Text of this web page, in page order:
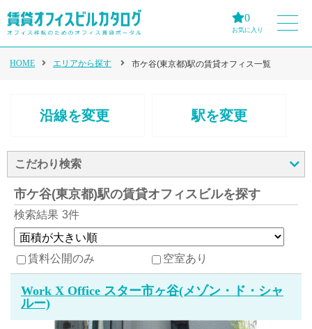
0
お気に入り
HOME エリアから探す 市ケ谷(東京都)駅の賃貸オフィス一覧
沿線を変更 駅を変更
こだわり検索
市ケ谷(東京都)駅の賃貸オフィスビルを探す
検索結果 3件
賃料公開のみ 空室あり
Work X Office スター市ヶ谷(メゾン・ド・シャ
ルー)